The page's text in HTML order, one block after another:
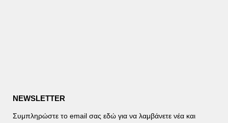
NEWSLETTER
Συμπληρώστε το email σας εδώ για να λαμβάνετε νέα και